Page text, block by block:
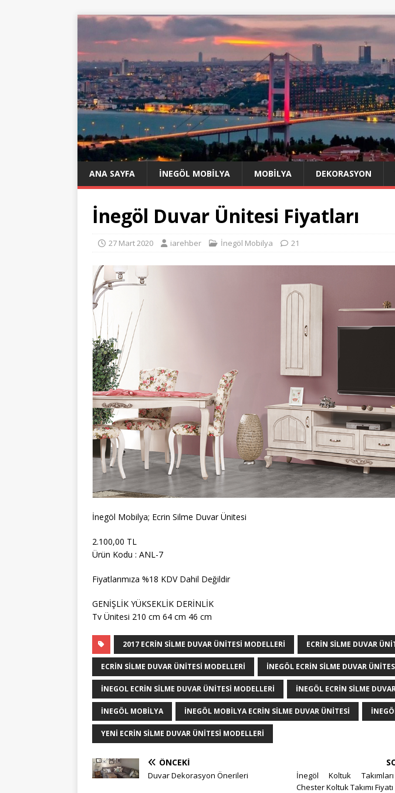
ANA SAYFA İNEGÖL MOBILYA MOBILYA DEKORASYON
İnegöl Duvar Ünitesi Fiyatları
27 Mart 2020 iarehber İnegöl Mobilya 21
İnegöl Mobilya; Ecrin Silme Duvar Ünitesi
2.100,00 TL
Ürün Kodu : ANL-7
Fiyatlarımıza %18 KDV Dahil Değildir
GENİŞLİK YÜKSEKLİK DERİNLİK
Tv Ünitesi 210 cm 64 cm 46 cm
2017 ECRIN SILME DUVAR ÜNITESI MODELLERI ECRIN SILME DUVAR
ECRIN SILME DUVAR ÜNITESI MODELLERI INEGÖL ECRIN SILME DUVAR
INEGOL ECRIN SILME DUVAR ÜNITESI MODELLERI INEGÖL ECRIN SILME
INEGÖL MOBILYA INEGÖL MOBILYA ECRIN SILME DUVAR ÜNITESI
YENI ECRIN SILME DUVAR ÜNITESI MODELLERI
ÖNCEKI
Duvar Dekorasyon Önerileri
İnegöl Koltuk
Chester Koltuk Takımı Fiyatı